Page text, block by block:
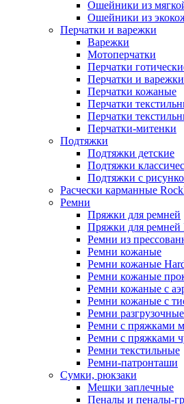
Ошейники из
Ошейники из
Перчатки и варежки
Варежки
Мотоперчатки
Перчатки
Перчатки и
Перчатки кожаные
Перчатки
Перчатки
Перчатки-митенки
Подтяжки
Подтяжки детские
Подтяжки
Подтяжки с
Расчески карманные
Ремни
Пряжки для ремней
Пряжки для ремней
Ремни из
Ремни кожаные
Ремни кожаные
Ремни кожаные
Ремни кожаные с
Ремни кожаные с
Ремни разгрузочные
Ремни с пряжками
Ремни с пряжками
Ремни текстильные
Ремни-патронташи
Сумки, рюкзаки
Мешки заплечные
Пеналы и пеналы-